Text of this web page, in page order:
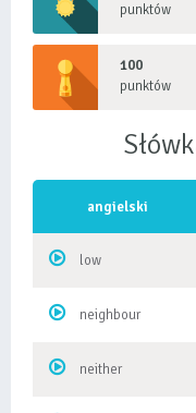
punktów
100
punktów
angielski
low
neighbour
neither